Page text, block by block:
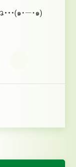
・・(๑˙―˙๑)